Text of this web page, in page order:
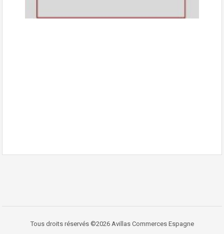
Tous droits réservés ©2026 Avillas Commerces Espagne